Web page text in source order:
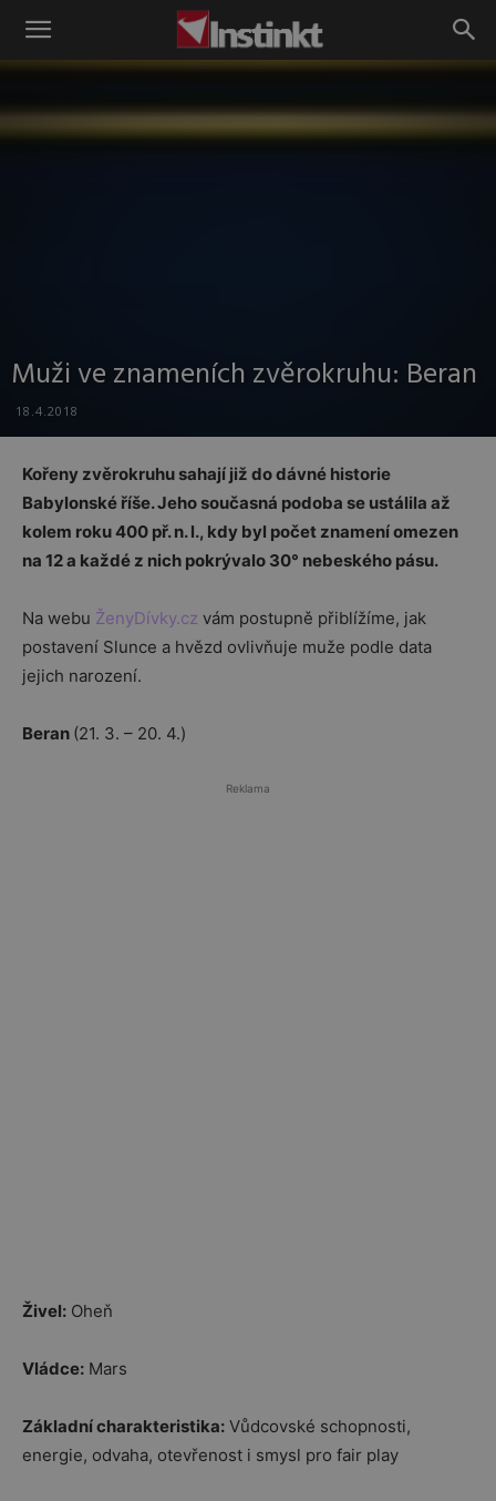
Instinkt
Muži ve znameních zvěrokruhu: Beran
18.4.2018
Kořeny zvěrokruhu sahají již do dávné historie
Babylonské říše. Jeho současná podoba se ustálila až
kolem roku 400 př. n. l., kdy byl počet znamení omezen
na 12 a každé z nich pokrývalo 30° nebeského pásu.
Na webu ŽenyDívky.cz vám postupně přiblížíme, jak
postavení Slunce a hvězd ovlivňuje muže podle data
jejich narození.
Beran (21. 3. – 20. 4.)
Reklama
Živel: Oheň
Vládce: Mars
Základní charakteristika: Vůdcovské schopnosti,
energie, odvaha, otevřenost i smysl pro fair play